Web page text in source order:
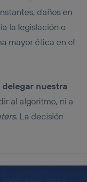
daños en
la legislación o
mayor ética en el
nuestra
al algoritmo, ni a
. La decisión
se
que
la parte